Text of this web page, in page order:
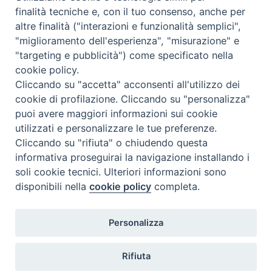
Tematica: Amore-Sentimenti, Carcere...
Contatti & Info
C.ne Aurelia, 50 – 00165 Roma
Contatti
Scrivi a: cnvf@chiesacattolica.it
finalità tecniche e, con il tuo consenso, anche per
altre finalità ("interazioni e funzionalità semplici",
"miglioramento dell'esperienza", "misurazione" e
"targeting e pubblicità") come specificato nella
cookie policy.
Cliccando su "accetta" acconsenti all'utilizzo dei
cookie di profilazione. Cliccando su "personalizza"
puoi avere maggiori informazioni sui cookie
utilizzati e personalizzare le tue preferenze.
Cliccando su "rifiuta" o chiudendo questa
informativa proseguirai la navigazione installando i
soli cookie tecnici. Ulteriori informazioni sono
disponibili nellacookie policy completa.
Personalizza
Rifiuta